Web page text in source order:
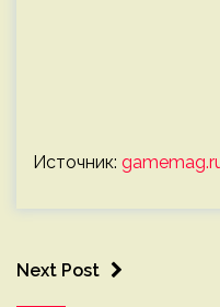
Источник:
Next Post